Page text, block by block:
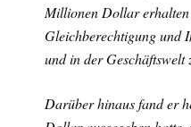
Millionen Dollar
Gleichberechtigung und
und in der Geschäftswelt
Darüber hinaus fand er